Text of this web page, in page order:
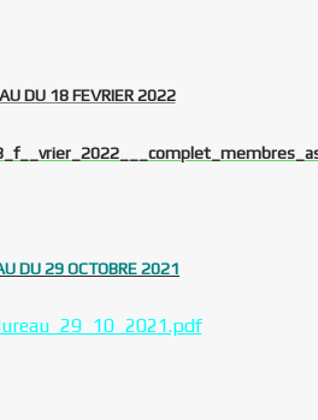
DU 18 FEVRIER 2022
DU 29 OCTOBRE 2021